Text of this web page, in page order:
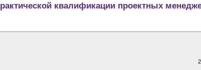
квалификации проектных